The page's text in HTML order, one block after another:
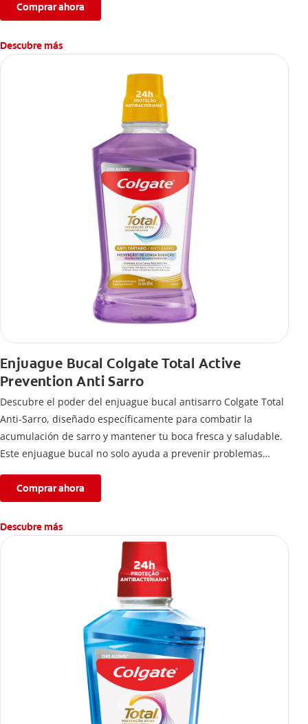
Comprar ahora
Descubre más
Enjuague Bucal Colgate Total Active
Prevention Anti Sarro
Descubre el poder del enjuague bucal antisarro Colgate Total
Anti-Sarro, diseñado específicamente para combatir la
acumulación de sarro y mantener tu boca fresca y saludable.
Este enjuague bucal no solo ayuda a prevenir problemas
Comprar ahora
Descubre más